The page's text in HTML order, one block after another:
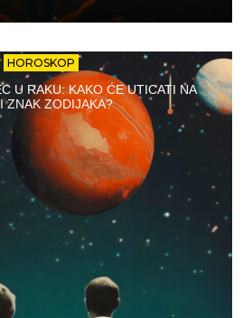
HOROSKOP
U RAKU: KAKO ĆE UTICATI NA
ZNAK ZODIJAKA?